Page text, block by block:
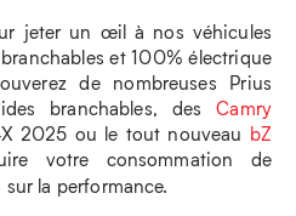
jeter un œil à nos véhicules
et 100% électrique
de nombreuses Prius
branchables, desCamry
2025 ou le tout nouveau bZ
votre consommation de
la performance.